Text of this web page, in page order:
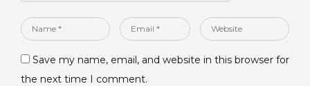
Name
Email
Website
Save my name, email, and website in this browser for
the next time I comment.